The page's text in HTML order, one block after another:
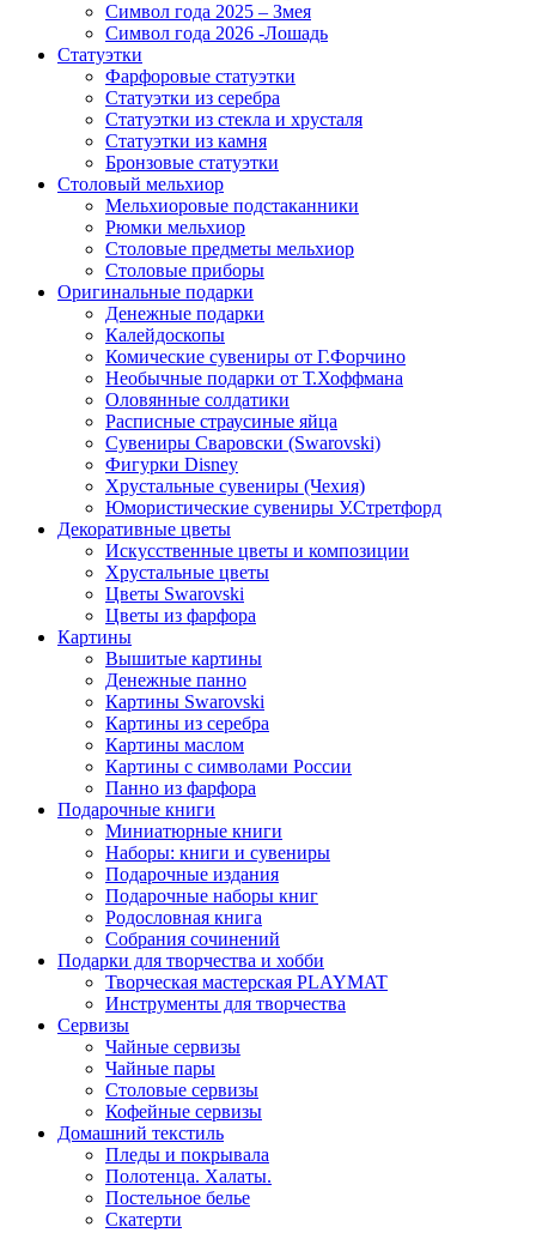
Символ года 2025 – Змея
Символ года 2026 -Лошадь
Статуэтки
Фарфоровые статуэтки
Статуэтки из серебра
Статуэтки из стекла и хрусталя
Статуэтки из камня
Бронзовые статуэтки
Столовый мельхиор
Мельхиоровые подстаканники
Рюмки мельхиор
Столовые предметы мельхиор
Столовые приборы
Оригинальные подарки
Денежные подарки
Калейдоскопы
Комические сувениры от Г.Форчино
Необычные подарки от Т.Хоффмана
Оловянные солдатики
Расписные страусиные яйца
Сувениры Сваровски (Swarovski)
Фигурки Disney
Хрустальные сувениры (Чехия)
Юмористические сувениры У.Стретфорд
Декоративные цветы
Искусственные цветы и композиции
Хрустальные цветы
Цветы Swarovski
Цветы из фарфора
Картины
Вышитые картины
Денежные панно
Картины Swarovski
Картины из серебра
Картины маслом
Картины с символами России
Панно из фарфора
Подарочные книги
Миниатюрные книги
Наборы: книги и сувениры
Подарочные издания
Подарочные наборы книг
Родословная книга
Собрания сочинений
Подарки для творчества и хобби
Творческая мастерская PLAYMAT
Инструменты для творчества
Cервизы
Чайные сервизы
Чайные пары
Столовые сервизы
Кофейные сервизы
Домашний текстиль
Пледы и покрывала
Полотенца. Халаты.
Постельное белье
Скатерти